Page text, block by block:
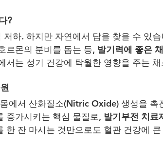
?
하. 하지만 자연에서 답을 찾을 수 있습
르몬의 분비를 돕는 등, 발기력에 좋은
서는 성기 건강에 탁월한 영향을 주는
에서 산화질소(Nitric Oxide) 생성을 촉
증가시키는 핵심 물질로, 발기부전 치료
한 잔 마시는 것만으로도 혈관 건강에 큰